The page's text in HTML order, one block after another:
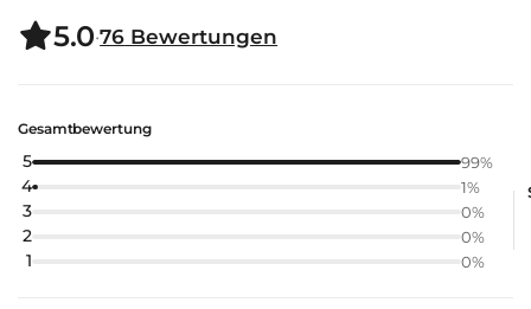
5.0·76 Bewertungen
Gesamtbewertung
5 99%
4 1%
3 0%
2 0%
1 0%